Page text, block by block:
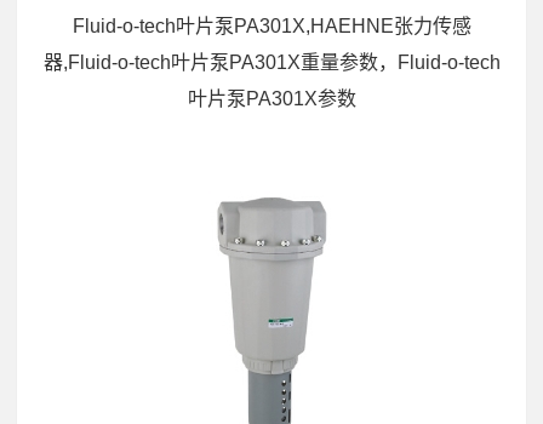
Fluid-o-tech叶片泵PA301X,HAEHNE张力传感
器,Fluid-o-tech叶片泵PA301X重量参数，Fluid-o-tech
叶片泵PA301X参数